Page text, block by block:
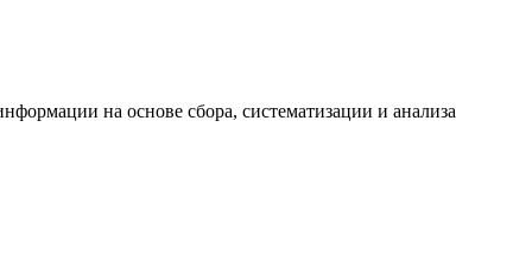
на основе сбора, систематизации и анализа